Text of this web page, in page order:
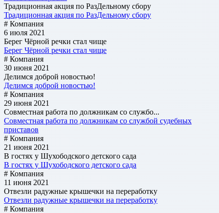
Традиционная акция по РазДельному сбору
Традиционная акция по РазДельному сбору
# Компания
6 июля 2021
Берег Чёрной речки стал чище
Берег Чёрной речки стал чище
# Компания
30 июня 2021
Делимся доброй новостью!
Делимся доброй новостью!
# Компания
29 июня 2021
Совместная работа по должникам со службо...
Совместная работа по должникам со службой судебных
приставов
# Компания
21 июня 2021
В гостях у Шухободского детского сада
В гостях у Шухободского детского сада
# Компания
11 июня 2021
Отвезли радужные крышечки на переработку
Отвезли радужные крышечки на переработку
# Компания